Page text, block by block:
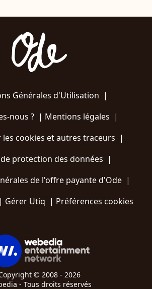
Générales d'Utilisation |
nous ?| Mentions légales |
cookies et autres traceurs |
protection des données |
de l'offre payante d'Ode |
| Gérer Utiq | Préférences cookies
© 2008 - 2026
- Tous droits réservés